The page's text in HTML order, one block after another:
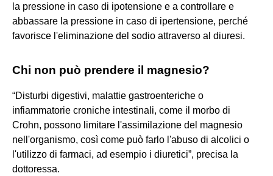
la pressione in caso di ipotensione e a controllare e
abbassare la pressione in caso di ipertensione, perché
favorisce l'eliminazione del sodio attraverso al diuresi.
Chi non può prendere il magnesio?
“Disturbi digestivi, malattie gastroenteriche o
infiammatorie croniche intestinali, come il morbo di
Crohn, possono limitare l'assimilazione del magnesio
nell'organismo, così come può farlo l'abuso di alcolici o
l'utilizzo di farmaci, ad esempio i diuretici”, precisa la
dottoressa.